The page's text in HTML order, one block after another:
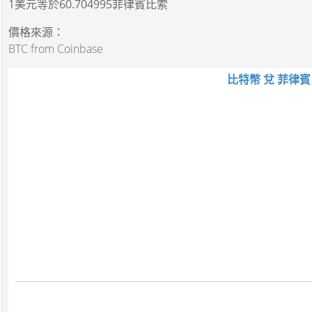
1美元等於60.704995菲律賓比索
價格來源：
BTC from Coinbase
比特幣 兌 菲律